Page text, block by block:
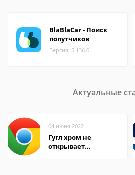
BlaBlaCar - Поиск
попутчиков
Версия: 5.136.0
Актуальные
04 июня 2022
Гугл хром не
открывает